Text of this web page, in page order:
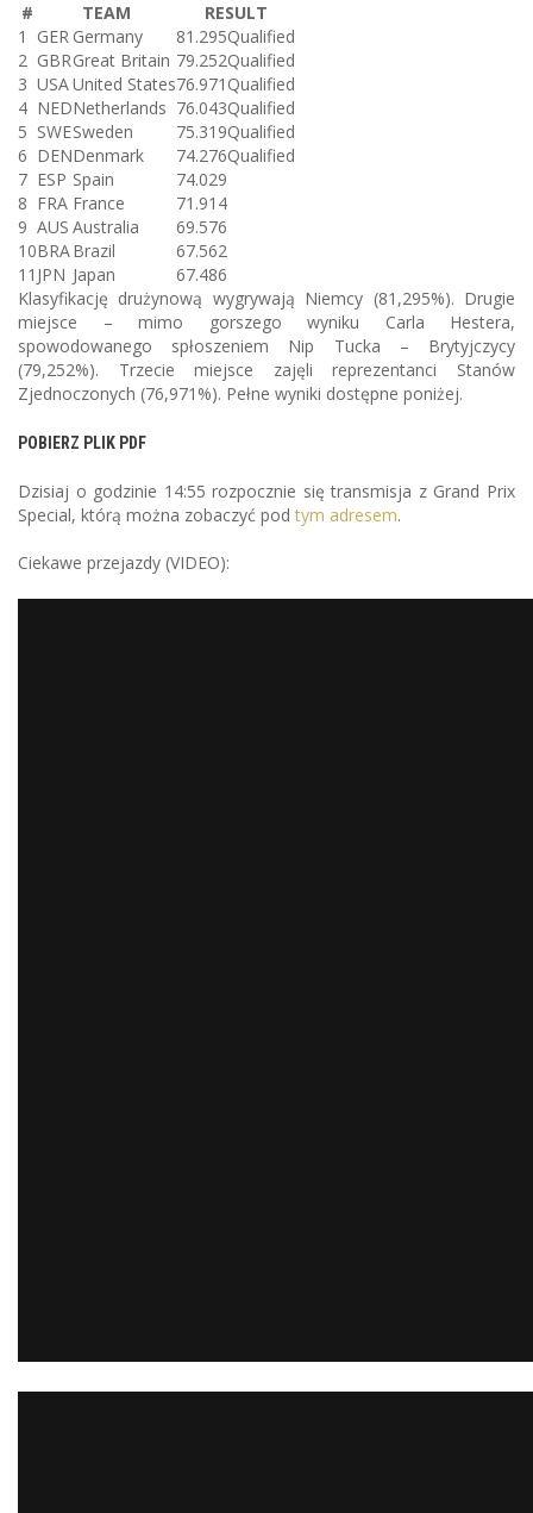
# TEAM
RESULT
1
GER Germany 81.295Qualified
2 GBRGreat Britain 79.252Qualified
3 USAUnited States76.971 Qualified
4 NEDNetherlands 76.043Qualified
5 SWESweden 75.319Qualified
6 DENDenmark 74.276Qualified
7 ESP Spain
74.029
8 FRA France
71.914
9 AUS Australia
69.576
10BRABrazil
67.562
11 JPN Japan
67.486
Klasyfikację drużynową wygrywają Niemcy (81,295%). Drugie
miejsce – mimo gorszego wyniku Carla Hestera,
spowodowanego spłoszeniem Nip Tucka – Brytyjczycy
(79,252%). Trzecie miejsce zajęli reprezentanci Stanów
Zjednoczonych (76,971%). Pełne wyniki dostępne poniżej.
POBIERZ PLIK PDF
Dzisiaj o godzinie 14:55 rozpocznie się transmisja z Grand Prix
Special, którą można zobaczyć podtym adresem.
Ciekawe przejazdy (VIDEO):